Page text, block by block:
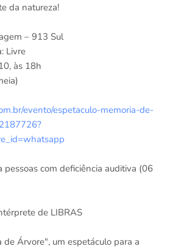
da natureza!
– 913 Sul
Livre
às 18h
evento/espetaculo-memoria-de-
com deficiência auditiva (06
de LIBRAS
Árvore", um espetáculo para a